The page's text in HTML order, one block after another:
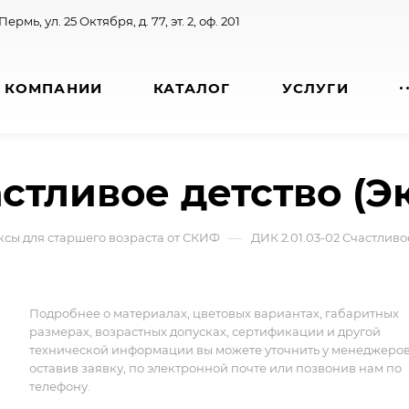
ул. 25 Октября, д. 77, эт. 2, оф. 201
КОМПАНИИ КАТАЛОГ УСЛУГИ
детство
для старшего возраста от СКИФ — ДИК 2.01.03-02
Подробнее о материалах, цветовых вариантах, габаритных
размерах, возрастных допусках, сертификации и другой
технической информации вы можете уточнить у
оставив заявку, по электронной почте или позвонив нам по
телефону.